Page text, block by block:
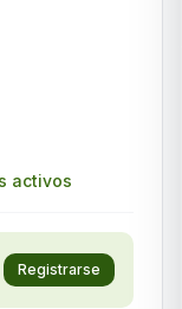
activos
Registrarse